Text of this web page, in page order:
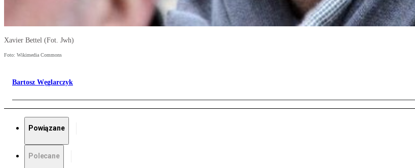
Xavier Bettel (Fot. Jwh)
Foto: Wikimedia Commons
Bartosz Węglarczyk
Powiązane
Polecane